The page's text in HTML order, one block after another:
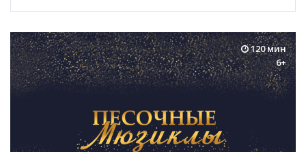
120 мин
6+